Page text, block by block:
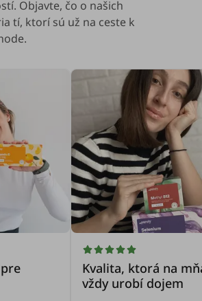
Objavte, čo o našich
tí, ktorí sú už na ceste k
Kvalita, ktorá na
vždy urobí dojem